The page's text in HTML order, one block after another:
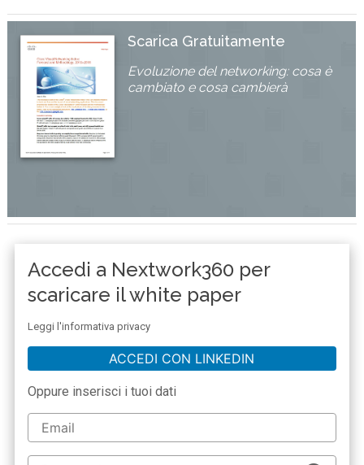
Scarica Gratuitamente
Evoluzione del networking: cosa è
cambiato e cosa cambierà
Accedi a Nextwork360 per
scaricare il white paper
Leggi l'informativa privacy
ACCEDI CON LINKEDIN
Oppure inserisci i tuoi dati